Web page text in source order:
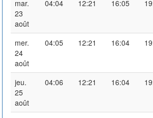
mar.
23
août
04:04 12:21 16:05
mer.
24
août
04:05 12:21 16:04
jeu.
25
août
04:06 12:21 16:04